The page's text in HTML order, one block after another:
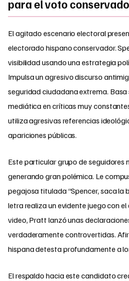
para el voto
El agitado escenario electoral
electorado hispano conservador.
visibilidad usando una estrategia
Impulsa un agresivo discurso
seguridad ciudadana extrema.
mediática en críticas muy
utiliza agresivas referencias
apariciones públicas.
Este particular grupo de seguidores
generando gran polémica. Le
pegajosa titulada “Spencer, saca la
letra realiza un evidente juego con el
video, Pratt lanzó unas
verdaderamente controvertidas.
hispana detesta profundamente a
El respaldo hacia este candidato